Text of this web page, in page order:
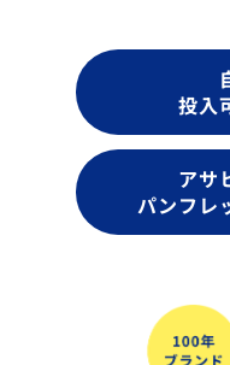
投入
アサ
パンフレ